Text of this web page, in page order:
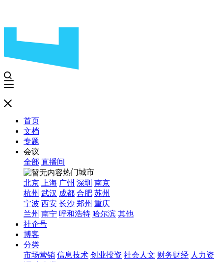
首页
文档
专题
会议
全部 直播间
热门城市
北京
上海 广州 深圳 南京
杭州 武汉 成都 合肥 苏州
宁波 西安 长沙 郑州 重庆
兰州 南宁 呼和浩特 哈尔滨 其他
社企号
博客
分类
市场营销 信息技术 创业投资 社会人文 财务财经 人力资